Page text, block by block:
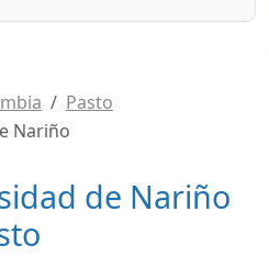
Pasto
Nariño
de Nariño